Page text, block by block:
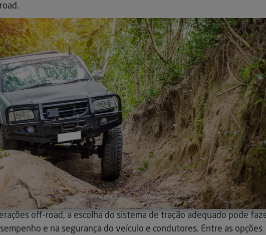
off-road, a escolha do sistema de tração adequado pode
e na segurança do veículo e condutores. Entre as opções